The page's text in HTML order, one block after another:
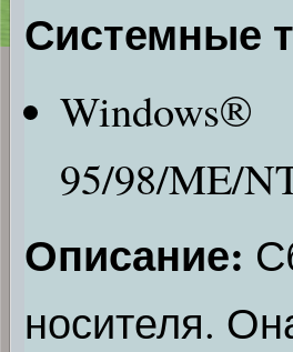
Системные
Windows®
95/98/ME/
Описание:
носителя.